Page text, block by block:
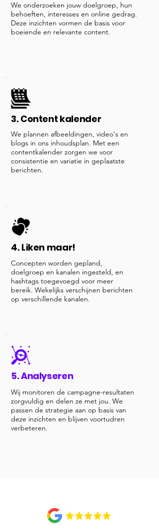
We onderzoeken jouw doelgroep, hun
behoeften, interesses en online gedrag.
Deze inzichten vormen de basis voor
boeiende en relevante content.
3. Content kalender
We plannen afbeeldingen, video's en
blogs in ons inhoudsplan. Met een
contentkalender zorgen we voor
consistentie en variatie in geplaatste
berichten.
4. Liken maar!
Concepten worden gepland,
doelgroep en kanalen ingesteld, en
hashtags toegevoegd voor meer
bereik. Wekelijks verschijnen berichten
op verschillende kanalen.
5. Analyseren
​Wij monitoren de campagne-resultaten
zorgvuldig en delen ze met jou. We
passen de strategie aan op basis van
deze inzichten en blijven voortudren
verbeteren.